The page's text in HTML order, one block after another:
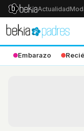
Actualidad
Embarazo